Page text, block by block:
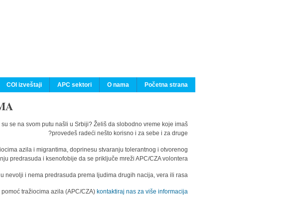
Početna strana
O nama
APC sektori
COI izveštaji
se na svom putu našli u Srbiji? Želiš da slobodno vreme koje imaš
provedeš radeći nešto korisno i za sebe i za druge?
azila i migrantima, doprinesu stvaranju tolerantnog i otvorenog
predrasuda i ksenofobije da se priključe mreži APC/CZA volontera.
nevolji i nema predrasuda prema ljudima drugih nacija, vera ili rasa.
tražiocima azila (APC/CZA) kontaktiraj nas za više informacija.